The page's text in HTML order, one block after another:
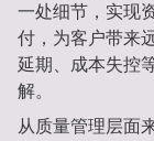
一处细节，实现
付，为客户带来
延期、成本失控
解。
从质量管理层面